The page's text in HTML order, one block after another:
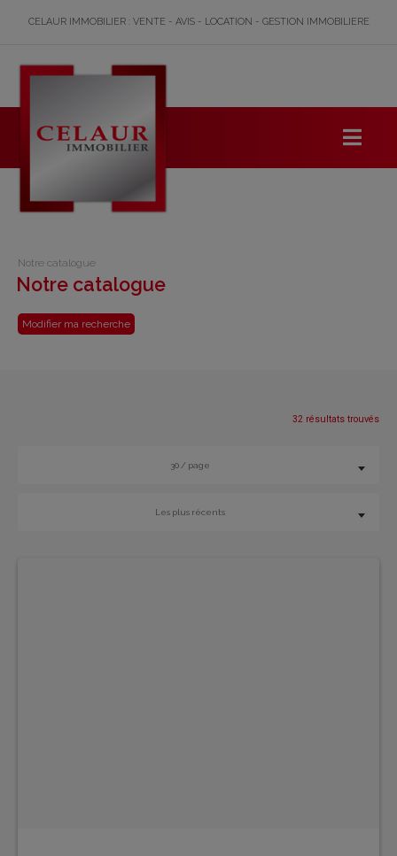
CELAUR IMMOBILIER : VENTE - AVIS - LOCATION - GESTION IMMOBILIERE
Notre catalogue
Notre catalogue
Modifier ma recherche
32 résultats trouvés
30 / page
Les plus récents